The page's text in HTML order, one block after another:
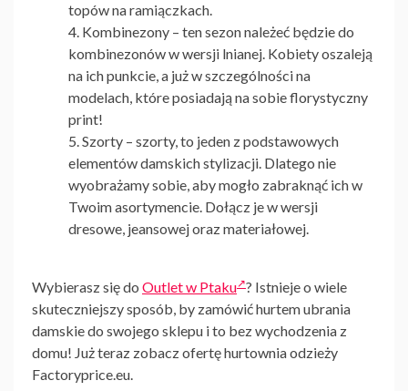
topów na ramiączkach.
Kombinezony – ten sezon należeć będzie do
kombinezonów w wersji lnianej. Kobiety oszaleją
na ich punkcie, a już w szczególności na
modelach, które posiadają na sobie florystyczny
print!
Szorty – szorty, to jeden z podstawowych
elementów damskich stylizacji. Dlatego nie
wyobrażamy sobie, aby mogło zabraknąć ich w
Twoim asortymencie. Dołącz je w wersji
dresowe, jeansowej oraz materiałowej.
Wybierasz się do Outlet w Ptaku ? Istnieje o wiele
skuteczniejszy sposób, by zamówićhurtemubrania
damskie do swojego sklepu i to bez wychodzenia z
domu! Już teraz zobacz ofertęhurtownia odzieży
Factoryprice.eu.